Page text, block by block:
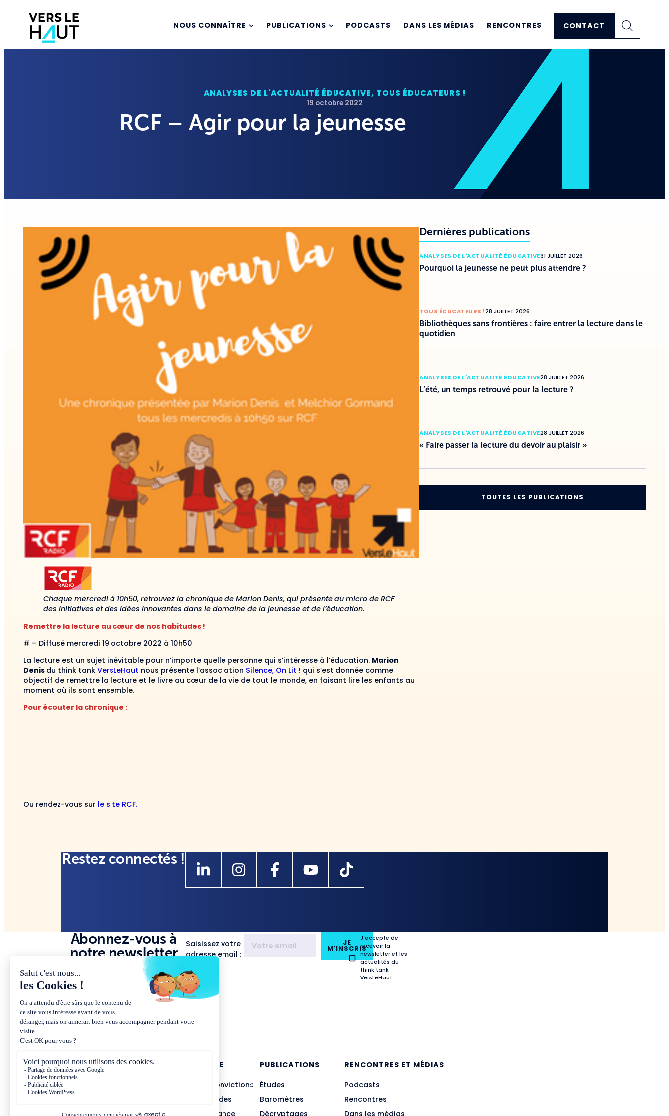
NOUS CONNAÎTRE PUBLICATIONS PODCASTS DANS LES MÉDIAS RENCONTRES CONTACT
ANALYSES DE L'ACTUALITÉ ÉDUCATIVE, TOUS ÉDUCATEURS !
19 octobre 2022
RCF – Agir pour la jeunesse
Chaque mercredi à 10h50, retrouvez la chronique de Marion Denis, qui présente au micro de RCF
des initiatives et des idées innovantes dans le domaine de la jeunesse et de l’éducation.
Remettre la lecture au cœur de nos habitudes !
# – Diffusé mercredi 19 octobre 2022 à 10h50
La lecture est un sujet inévitable pour n’importe quelle personne qui s’intéresse à l’éducation. Marion
Denis du think tank VersLeHaut nous présente l’association Silence, On Lit ! qui s’est donnée comme
objectif de remettre la lecture et le livre au cœur de la vie de tout le monde, en faisant lire les enfants au
moment où ils sont ensemble.
Pour écouter la chronique :
Ou rendez-vous sur le site RCF.
Dernières publications
ANALYSES DE L'ACTUALITÉ ÉDUCATIVE31 JUILLET 2026
Pourquoi la jeunesse ne peut plus attendre ?
TOUS ÉDUCATEURS !28 JUILLET 2026
Bibliothèques sans frontières : faire entrer la lecture dans le
quotidien
ANALYSES DE L'ACTUALITÉ ÉDUCATIVE28 JUILLET 2026
L’été, un temps retrouvé pour la lecture ?
ANALYSES DE L'ACTUALITÉ ÉDUCATIVE28 JUILLET 2026
« Faire passer la lecture du devoir au plaisir »
TOUTES LES PUBLICATIONS
Restez connectés !
Abonnez-vous à
notre newsletter
Saisissez votre
adresse email :
JE
M'INSCRIS
J'accepte de
recevoir la
newsletter et les
actualités du
think tank
VersLeHaut
NOUS CONNAÎTRE
Présentation et convictions
Missions et méthodes
Équipe et gouvernance
PUBLICATIONS
Études
Baromètres
Décryptages
RENCONTRES ET MÉDIAS
Podcasts
Rencontres
Dans les médias